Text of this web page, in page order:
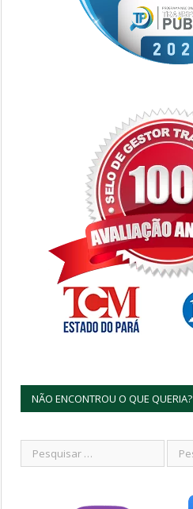
NÃO ENCONTROU O QUE QUERIA?